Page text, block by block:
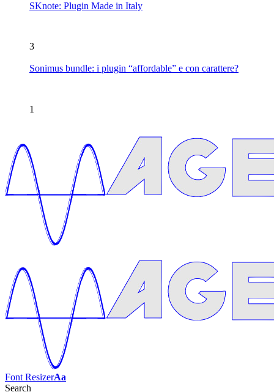
SKnote: Plugin Made in Italy
3
Sonimus bundle: i plugin “affordable” e con carattere?
1
Font ResizerAa
Search